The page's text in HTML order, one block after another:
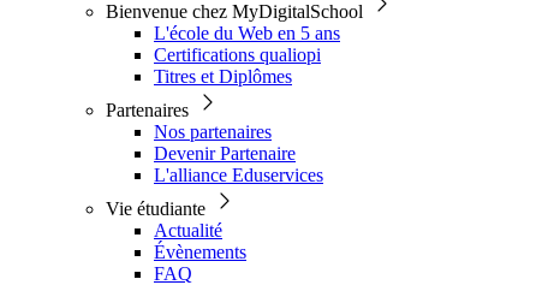
Bienvenue chez MyDigitalSchool
L'école du Web en 5 ans
Certifications qualiopi
Titres et Diplômes
Partenaires
Nos partenaires
Devenir Partenaire
L'alliance Eduservices
Vie étudiante
Actualité
Évènements
FAQ